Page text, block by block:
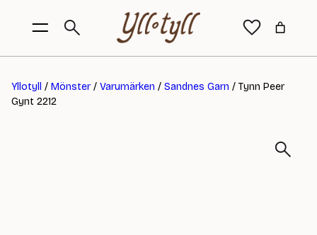
Yllotyll / Mönster/ Varumärken / Sandnes Garn / Tynn Peer
Gynt 2212